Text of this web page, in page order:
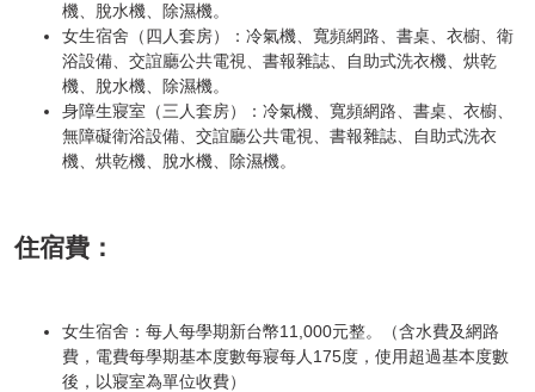
機、脫水機、除濕機。
女生宿舍（四人套房）：冷氣機、寬頻網路、書桌、衣櫥、衛
浴設備、交誼廳公共電視、書報雜誌、自助式洗衣機、烘乾
機、脫水機、除濕機。
身障生寢室（三人套房）：冷氣機、寬頻網路、書桌、衣櫥、
無障礙衛浴設備、交誼廳公共電視、書報雜誌、自助式洗衣
機、烘乾機、脫水機、除濕機。
住宿費：
女生宿舍：每人每學期新台幣11,000元整。（含水費及網路
費，電費每學期基本度數每寢每人175度，使用超過基本度數
後，以寢室為單位收費）